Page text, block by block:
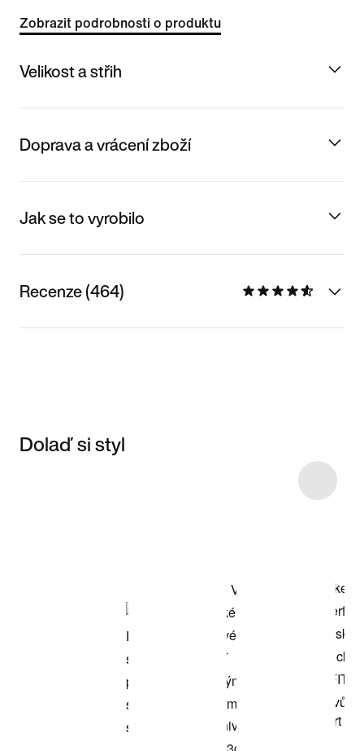
Zobrazit podrobnosti o produktu
Velikost a střih
Doprava a vrácení zboží
Jak se to vyrobilo
Recenze (464)
Dolaď si styl